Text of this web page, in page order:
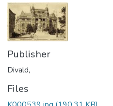
Publisher
Divald,
Files